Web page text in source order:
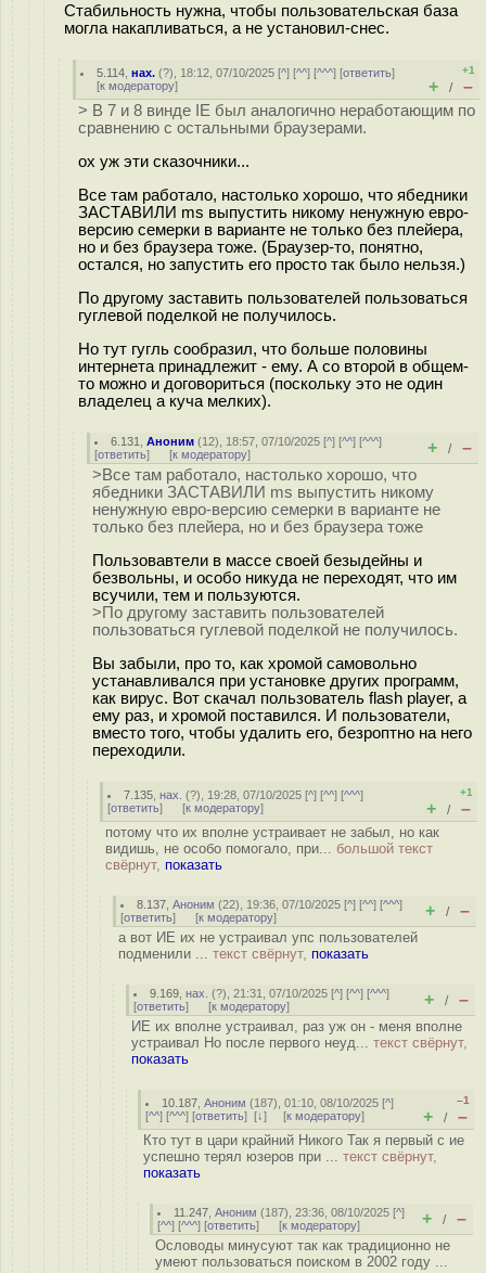
Стабильность нужна, чтобы пользовательская база
могла накапливаться, а не установил-снес.
5.114 ,нах. (?), 18:12, 07/10/2025 [^] [^^] [^^^] [ответить]
[к модератору]
+1
+ / –
> В 7 и 8 винде IE был аналогично неработающим по
сравнению с остальными браузерами.
ох уж эти сказочники...
Все там работало, настолько хорошо, что ябедники
ЗАСТАВИЛИ ms выпустить никому ненужную евро-
версию семерки в варианте не только без плейера,
но и без браузера тоже. (Браузер-то, понятно,
остался, но запустить его просто так было нельзя.)
По другому заставить пользователей пользоваться
гуглевой поделкой не получилось.
Но тут гугль сообразил, что больше половины
интернета принадлежит - ему. А со второй в общем-
то можно и договориться (поскольку это не один
владелец а куча мелких).
6.131 ,Аноним (12), 18:57, 07/10/2025 [^] [^^] [^^^]
[ответить] [к модератору] + / –
>Все там работало, настолько хорошо, что
ябедники ЗАСТАВИЛИ ms выпустить никому
ненужную евро-версию семерки в варианте не
только без плейера, но и без браузера тоже
Пользовавтели в массе своей безыдейны и
безвольны, и особо никуда не переходят, что им
всучили, тем и пользуются.
>По другому заставить пользователей
пользоваться гуглевой поделкой не получилось.
Вы забыли, про то, как хромой самовольно
устанавливался при установке других программ,
как вирус. Вот скачал пользователь flash player, а
ему раз, и хромой поставился. И пользователи,
вместо того, чтобы удалить его, безроптно на него
переходили.
7.135 ,нах. (?), 19:28, 07/10/2025 [^] [^^] [^^^]
[ответить] [к модератору]
+1
+ / –
потому что их вполне устраивает не забыл, но как
видишь, не особо помогало, при... большой текст
свёрнут, показать
8.137 ,Аноним (22), 19:36, 07/10/2025 [^] [^^] [^^^]
[ответить] [к модератору] + / –
а вот ИЕ их не устраивал упс пользователей
подменили ... текст свёрнут, показать
9.169 ,нах. (?), 21:31, 07/10/2025 [^] [^^] [^^^]
[ответить] [к модератору] + / –
ИЕ их вполне устраивал, раз уж он - меня вполне
устраивал Но после первого неуд... текст свёрнут,
показать
10.187 ,Аноним (187), 01:10, 08/10/2025 [^]
[^^] [^^^] [ответить] [↓] [к модератору]
–1
+ / –
Кто тут в цари крайний Никого Так я первый с ие
успешно терял юзеров при ... текст свёрнут,
показать
11.247 ,Аноним (187), 23:36, 08/10/2025 [^]
[^^] [^^^] [ответить] [к модератору] + / –
Ословоды минусуют так как традиционно не
умеют пользоваться поиском в 2002 году ...